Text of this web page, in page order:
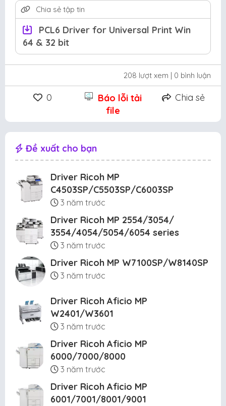
Chia sẻ tập tin
PCL6 Driver for Universal Print Win
64 & 32 bit
208 lượt xem | 0 bình luận
0
Báo lỗi tải
file
Chia sẻ
Đề xuất cho bạn
Driver Ricoh MP
C4503SP/C5503SP/C6003SP
3 năm trước
Driver Ricoh MP 2554/3054/
3554/4054/5054/6054 series
3 năm trước
Driver Ricoh MP W7100SP/W8140SP
3 năm trước
Driver Ricoh Aficio MP
W2401/W3601
3 năm trước
Driver Ricoh Aficio MP
6000/7000/8000
3 năm trước
Driver Ricoh Aficio MP
6001/7001/8001/9001